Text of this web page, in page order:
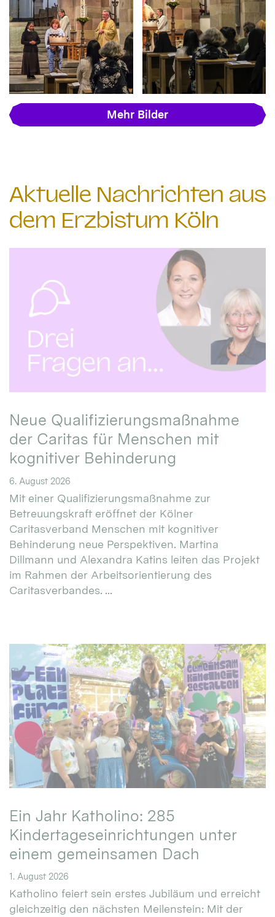
Mehr Bilder
Aktuelle Nachrichten aus
dem Erzbistum Köln
Neue Qualifizierungsmaßnahme
der Caritas für Menschen mit
kognitiver Behinderung
6. August 2026
Mit einer Qualifizierungsmaßnahme zur
Betreuungskraft eröffnet der Kölner
Caritasverband Menschen mit kognitiver
Behinderung neue Perspektiven. Martina
Dillmann und Alexandra Katins leiten das Projekt
im Rahmen der Arbeitsorientierung des
Caritasverbandes. ...
Ein Jahr Katholino: 285
Kindertageseinrichtungen unter
einem gemeinsamen Dach
1. August 2026
Katholino feiert sein erstes Jubiläum und erreicht
gleichzeitig den nächsten Meilenstein: Mit der